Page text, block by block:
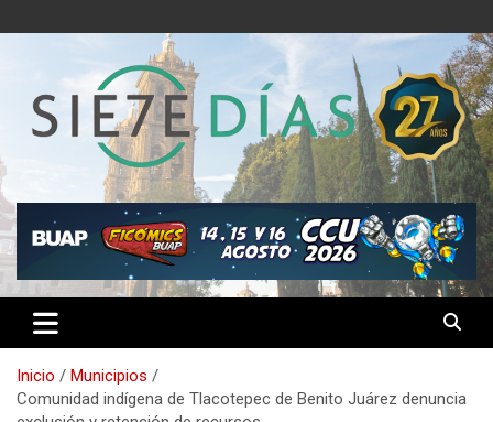
al
Semanario 7 Días
Inicio
Municipios
Comunidad indígena de Tlacotepec de Benito Juárez denuncia